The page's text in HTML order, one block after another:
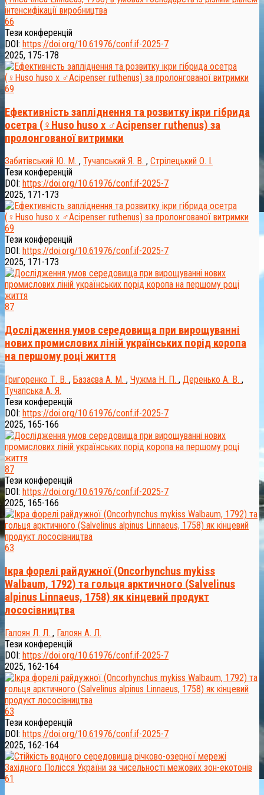
66
Тези конференцій
DOI: https://doi.org/10.61976/conf.if-2025-7
2025, 175-178
69
Ефективність запліднення та розвитку ікри гібрида
осетра (♀Huso huso x ♂Acipenser ruthenus) за
пролонгованої витримки
Забитівський Ю. М. , Тучапський Я. В. , Стрілецький О. І.
Тези конференцій
DOI: https://doi.org/10.61976/conf.if-2025-7
2025, 171-173
69
Тези конференцій
DOI: https://doi.org/10.61976/conf.if-2025-7
2025, 171-173
87
Дослідження умов середовища при вирощуванні
нових промислових ліній українських порід коропа
на першому році життя
Григоренко Т. В. , Базаєва А. М. , Чужма Н. П. , Деренько А. В. ,
Тучапська А. Я.
Тези конференцій
DOI: https://doi.org/10.61976/conf.if-2025-7
2025, 165-166
87
Тези конференцій
DOI: https://doi.org/10.61976/conf.if-2025-7
2025, 165-166
63
Ікра форелі райдужної (Oncorhynchus mykiss
Walbaum, 1792) та гольця арктичного (Salvelinus
alpinus Linnaeus, 1758) як кінцевий продукт
лососівництва
Галоян Л. Л. , Галоян А. Л.
Тези конференцій
DOI: https://doi.org/10.61976/conf.if-2025-7
2025, 162-164
63
Тези конференцій
DOI: https://doi.org/10.61976/conf.if-2025-7
2025, 162-164
61